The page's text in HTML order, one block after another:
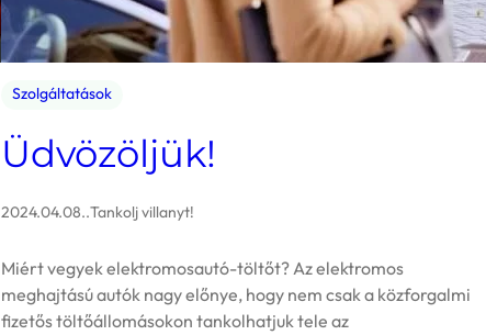
Szolgáltatások
Üdvözöljük!
2024.04.08..Tankolj villanyt!
Miért vegyek elektromosautó-töltőt? Az elektromos
meghajtású autók nagy előnye, hogy nem csak a közforgalmi
fizetős töltőállomásokon tankolhatjuk tele az